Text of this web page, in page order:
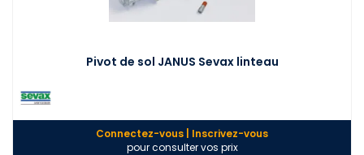
Pivot de sol JANUS Sevax linteau
Connectez-vous | Inscrivez-vous
pour consulter vos prix